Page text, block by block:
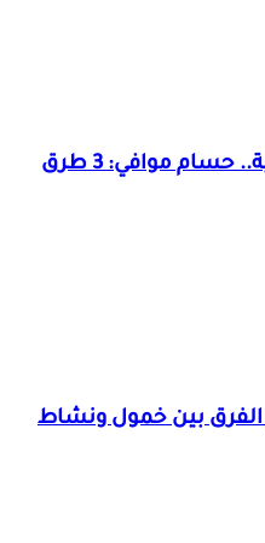
علاج نشاط الغدة الدرقية.. حسام موافي: 3 طرق
بين خمول ونشاط